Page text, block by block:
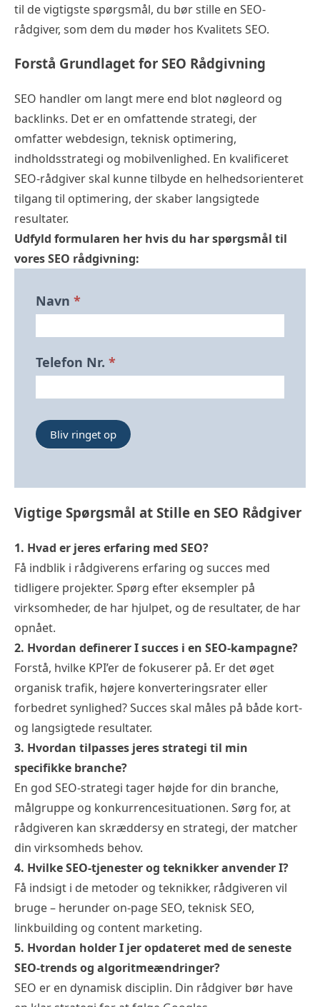
til de vigtigste spørgsmål, du bør stille en SEO-
rådgiver, som dem du møder hos Kvalitets SEO.
Forstå Grundlaget for SEO Rådgivning
SEO handler om langt mere end blot nøgleord og
backlinks. Det er en omfattende strategi, der
omfatter webdesign, teknisk optimering,
indholdsstrategi og mobilvenlighed. En kvalificeret
SEO-rådgiver skal kunne tilbyde en helhedsorienteret
tilgang til optimering, der skaber langsigtede
resultater.
Udfyld formularen her hvis du har spørgsmål til
vores SEO rådgivning:
Bliv
Ringet
Op
Forside
Navn *
Telefon Nr. *
Bliv ringet op
Vigtige Spørgsmål at Stille en SEO Rådgiver
1. Hvad er jeres erfaring med SEO?
Få indblik i rådgiverens erfaring og succes med
tidligere projekter. Spørg efter eksempler på
virksomheder, de har hjulpet, og de resultater, de har
opnået.
2. Hvordan definerer I succes i en SEO-kampagne?
Forstå, hvilke KPI’er de fokuserer på. Er det øget
organisk trafik, højere konverteringsrater eller
forbedret synlighed? Succes skal måles på både kort-
og langsigtede resultater.
3. Hvordan tilpasses jeres strategi til min
specifikke branche?
En god SEO-strategi tager højde for din branche,
målgruppe og konkurrencesituationen. Sørg for, at
rådgiveren kan skræddersy en strategi, der matcher
din virksomheds behov.
4. Hvilke SEO-tjenester og teknikker anvender I?
Få indsigt i de metoder og teknikker, rådgiveren vil
bruge – herunder on-page SEO, teknisk SEO,
linkbuilding og content marketing.
5. Hvordan holder I jer opdateret med de seneste
SEO-trends og algoritmeændringer?
SEO er en dynamisk disciplin. Din rådgiver bør have